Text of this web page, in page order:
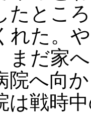
たとこ
れた。
まだ家
院へ向
は戦時